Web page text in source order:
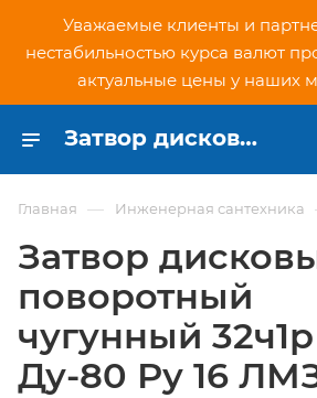
Уважаемые клиенты и
нестабильностью курса валют
актуальные цены у наших
Затвор дисковый поворотный чугунный 32ч1р Ду-80 Ру 16 ЛМЗ - купить по низкой цене в Москве, интернет-магазин PNDtech.ru
Главная — Инженерная сантехника
Затвор
поворотный
чугунный 32ч1р
Ду-80 Ру 16